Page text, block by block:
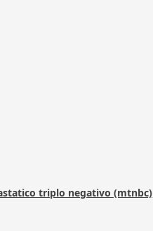
triplo negativo (mtnbc)